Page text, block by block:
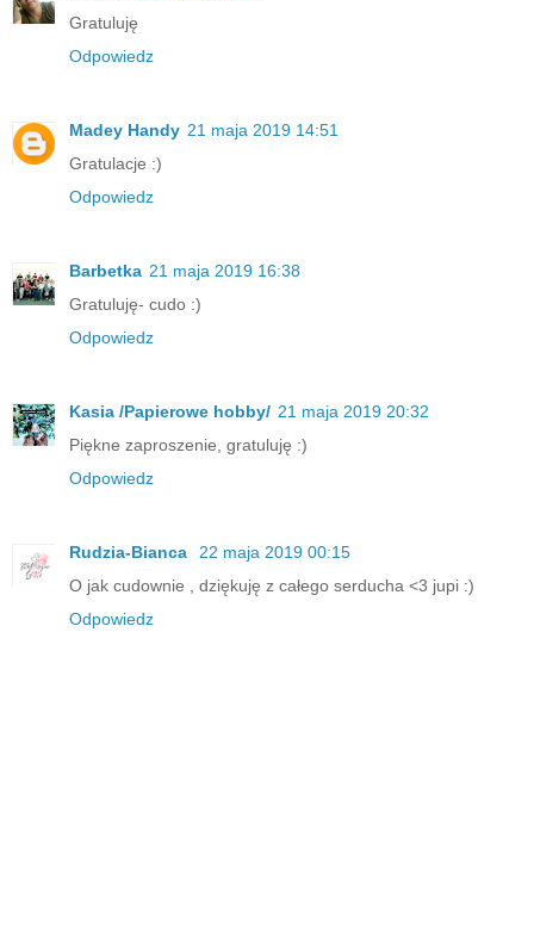
Gratuluję
Odpowiedz
Madey Handy 21 maja 2019 14:51
Gratulacje :)
Odpowiedz
Barbetka 21 maja 2019 16:38
Gratuluję- cudo :)
Odpowiedz
Kasia /Papierowe hobby/ 21 maja 2019 20:32
Piękne zaproszenie, gratuluję :)
Odpowiedz
Rudzia-Bianca
22 maja 2019 00:15
O jak cudownie , dziękuję z całego serducha <3 jupi :)
Odpowiedz